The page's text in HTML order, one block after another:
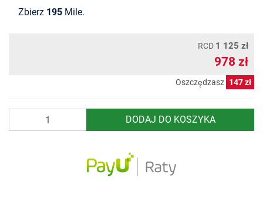
Zbierz 195 Mile.
RCD 1 125 zł
978 zł
Oszczędzasz 147 zł
DODAJ DO KOSZYKA